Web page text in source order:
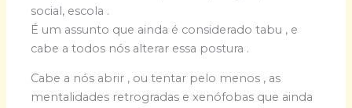
social, escola .
É um assunto que ainda é considerado tabu , e
cabe a todos nós alterar essa postura .
Cabe a nós abrir , ou tentar pelo menos , as
mentalidades retrogradas e xenófobas que ainda